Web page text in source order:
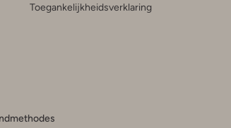
Toegankelijkheidsverklaring